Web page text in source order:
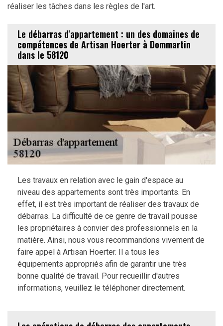
réaliser les tâches dans les règles de l'art.
Le débarras d'appartement : un des domaines de
compétences de Artisan Hoerter à Dommartin
dans le 58120
Les travaux en relation avec le gain d'espace au
niveau des appartements sont très importants. En
effet, il est très important de réaliser des travaux de
débarras. La difficulté de ce genre de travail pousse
les propriétaires à convier des professionnels en la
matière. Ainsi, nous vous recommandons vivement de
faire appel à Artisan Hoerter. Il a tous les
équipements appropriés afin de garantir une très
bonne qualité de travail. Pour recueillir d'autres
informations, veuillez le téléphoner directement.